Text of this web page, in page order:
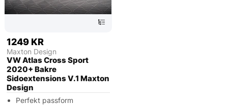
1249 KR
Maxton Design
VW Atlas Cross Sport
2020+ Bakre
Sidoextensions V.1 Maxton
Design
Perfekt passform